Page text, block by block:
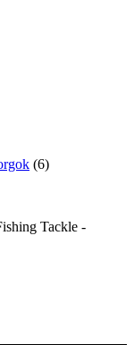
(6)
Tackle -